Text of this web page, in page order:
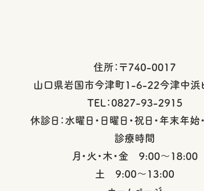
住所：〒740-0017
山口県岩国市今津町1-6-22今津中浜
TEL：0827-93-2915
休診日：水曜日・日曜日・祝日・年末年始
診療時間
月・火・木・金 9:00～18:00
土 9:00～13:00